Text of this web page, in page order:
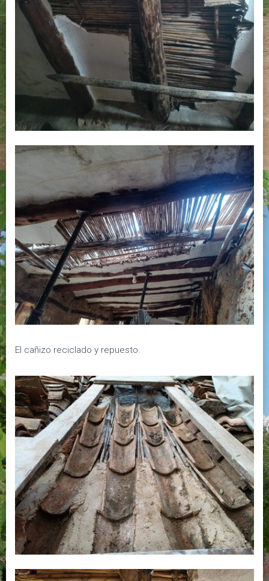
El cañizo reciclado y repuesto.